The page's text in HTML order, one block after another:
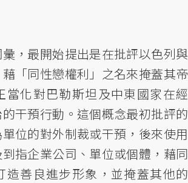
彙，最開始提出是在批評以色列與
「同性戀權利」之名來掩蓋其帝
當化對巴勒斯坦及中東國家在經
干預行動。這個概念最初批評的
位的對外制裁或干預，後來使用
指企業公司、單位或個體，藉同
造善良進步形象，並掩蓋其他的